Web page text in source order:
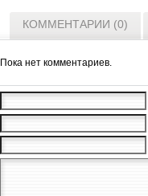
КОММЕНТАРИИ (0)
Пока нет комментариев.